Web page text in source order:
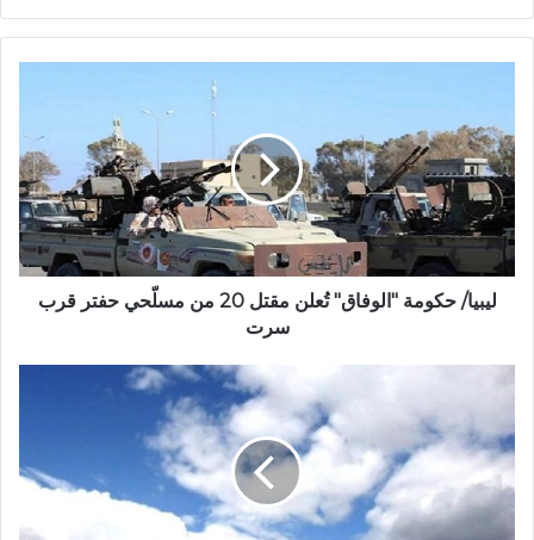
ليبيا/ حكومة "الوفاق" تُعلن مقتل 20 من مسلّحي حفتر قرب
سرت